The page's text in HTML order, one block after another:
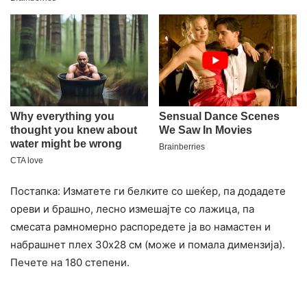
Постапка: Изматете ги белките со шеќер, па додадете
ореви и брашно, лесно измешајте со лажица, па
смесата рамномерно распоредете ја во намастен и
набрашнет плех 30х28 см (може и помала димензија).
Печете на 180 степени.